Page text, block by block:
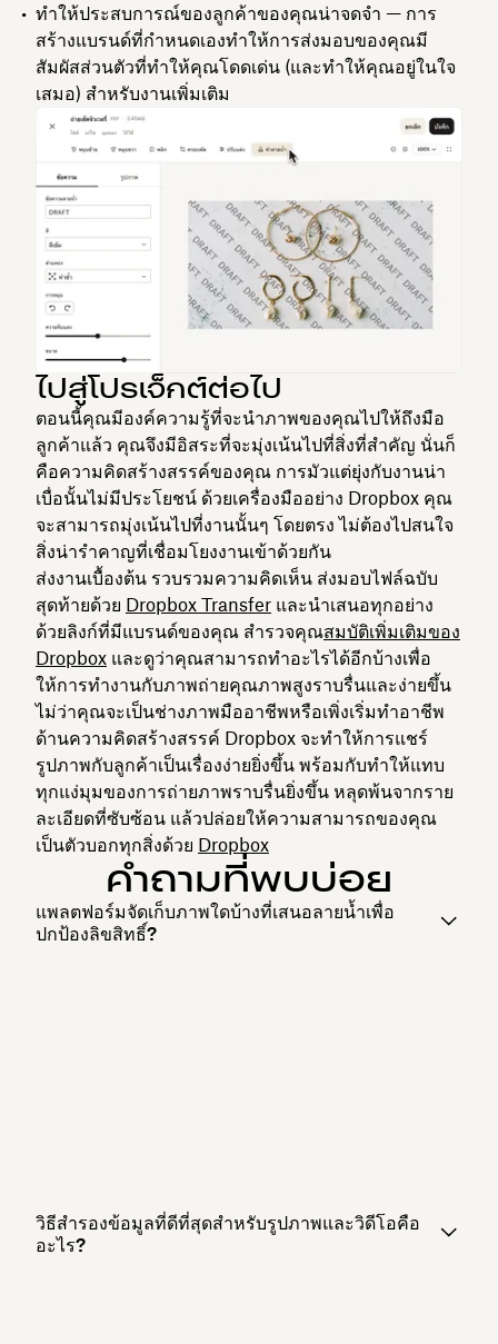
ทำให้ประสบการณ์ของลูกค้าของคุณน่าจดจำ — การ
สร้างแบรนด์ที่กำหนดเองทำให้การส่งมอบของคุณมี
สัมผัสส่วนตัวที่ทำให้คุณโดดเด่น (และทำให้คุณอยู่ในใจ
เสมอ) สำหรับงานเพิ่มเติม
ไปสู่โปรเจ็กต์ต่อไป
ตอนนี้คุณมีองค์ความรู้ที่จะนำภาพของคุณไปให้ถึงมือ
ลูกค้าแล้ว คุณจึงมีอิสระที่จะมุ่งเน้นไปที่สิ่งที่สำคัญ นั่นก็
คือความคิดสร้างสรรค์ของคุณ การมัวแต่ยุ่งกับงานน่า
เบื่อนั้นไม่มีประโยชน์ ด้วยเครื่องมืออย่าง Dropbox คุณ
จะสามารถมุ่งเน้นไปที่งานนั้นๆ โดยตรง ไม่ต้องไปสนใจ
สิ่งน่ารำคาญที่เชื่อมโยงงานเข้าด้วยกัน
ส่งงานเบื้องต้น รวบรวมความคิดเห็น ส่งมอบไฟล์ฉบับ
สุดท้ายด้วย Dropbox Transfer และนำเสนอทุกอย่าง
ด้วยลิงก์ที่มีแบรนด์ของคุณ สำรวจคุณสมบัติเพิ่มเติมของ
Dropbox และดูว่าคุณสามารถทำอะไรได้อีกบ้างเพื่อ
ให้การทำงานกับภาพถ่ายคุณภาพสูงราบรื่นและง่ายขึ้น
ไม่ว่าคุณจะเป็นช่างภาพมืออาชีพหรือเพิ่งเริ่มทำอาชีพ
ด้านความคิดสร้างสรรค์ Dropbox จะทำให้การแชร์
รูปภาพกับลูกค้าเป็นเรื่องง่ายยิ่งขึ้น พร้อมกับทำให้แทบ
ทุกแง่มุมของการถ่ายภาพราบรื่นยิ่งขึ้น หลุดพ้นจากราย
ละเอียดที่ซับซ้อน แล้วปล่อยให้ความสามารถของคุณ
เป็นตัวบอกทุกสิ่งด้วย Dropbox
คำถามที่พบบ่อย
แพลตฟอร์มจัดเก็บภาพใดบ้างที่เสนอลายน้ำเพื่อ
ปกป้องลิขสิทธิ์?
วิธีสำรองข้อมูลที่ดีที่สุดสำหรับรูปภาพและวิดีโอคือ
อะไร?